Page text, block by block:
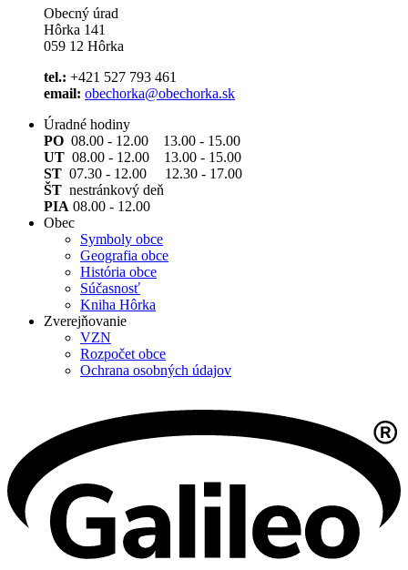
Obecný úrad
Hôrka 141
059 12 Hôrka
tel.: +421 527 793 461
email: obechorka@obechorka.sk
Úradné hodiny
PO 08.00 - 12.00 13.00 - 15.00
UT 08.00 - 12.00 13.00 - 15.00
ST 07.30 - 12.00 12.30 - 17.00
ŠT nestránkový deň
PIA 08.00 - 12.00
Obec
Symboly obce
Geografia obce
História obce
Súčasnosť
Kniha Hôrka
Zverejňovanie
VZN
Rozpočet obce
Ochrana osobných údajov